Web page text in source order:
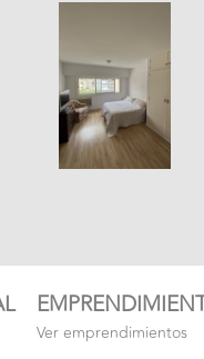
Ver emprendimientos